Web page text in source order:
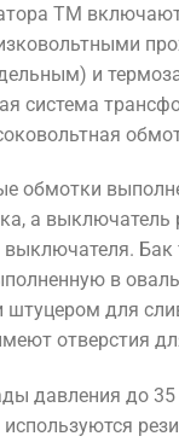
ТМ
и
система
обмотки
а
в
для
отверстия
давления до